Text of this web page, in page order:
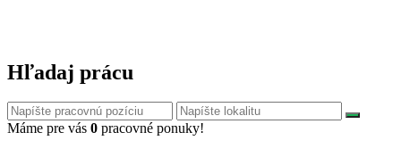
Hľadaj prácu
Máme pre vás 0 pracovné ponuky!